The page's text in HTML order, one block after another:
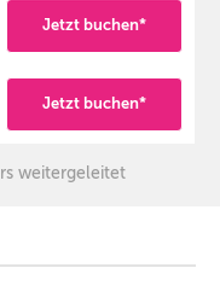
Jetzt buchen*
Jetzt buchen*
weitergeleitet